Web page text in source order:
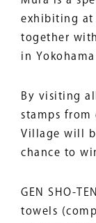
exhibiting at
together
in
By visiting
stamps from
Village will
chance to
GEN SHO-
towels